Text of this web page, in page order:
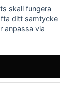
skall fungera
ditt samtycke
anpassa via